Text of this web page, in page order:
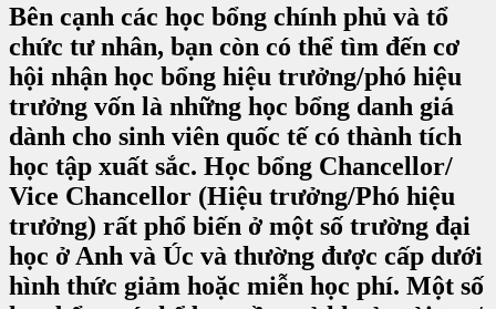
Bên cạnh các học bổng chính phủ và tổ
chức tư nhân, bạn còn có thể tìm đến cơ
hội nhận học bổng hiệu trưởng/phó hiệu
trưởng vốn là những học bổng danh giá
dành cho sinh viên quốc tế có thành tích
học tập xuất sắc. Học bổng Chancellor/
Vice Chancellor (Hiệu trưởng/Phó hiệu
trưởng) rất phổ biến ở một số trường đại
học ở Anh và Úc và thường được cấp dưới
hình thức giảm hoặc miễn học phí. Một số